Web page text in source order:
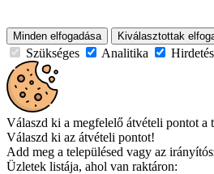
Minden elfogadása Kiválasztottak
Szükséges Analitika
Válaszd ki a megfelelő átvételi pontot a
Válaszd ki az átvételi pontot!
Add meg a településed vagy az
Üzletek listája, ahol van raktáron: